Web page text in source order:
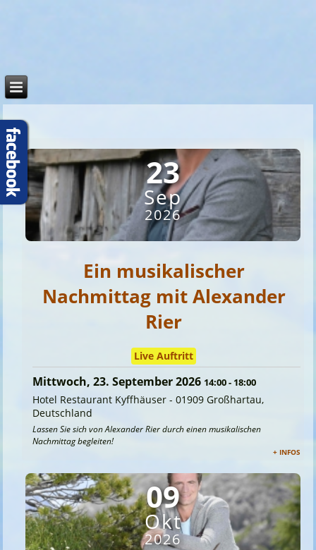
23
Sep
2026
Ein musikalischer
Nachmittag mit Alexander
Rier
Live Auftritt
Mittwoch, 23. September 2026 14:00- 18:00
Hotel Restaurant Kyffhäuser-01909 Großhartau,
Deutschland
Lassen Sie sich von Alexander Rier durch einen musikalischen
Nachmittag begleiten!
+ INFOS
09
Okt
2026
Weiter